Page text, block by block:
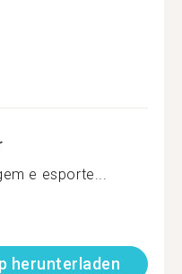
e esporte...
herunterladen